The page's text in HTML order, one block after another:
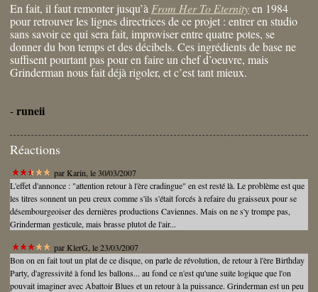
En fait, il faut remonter jusqu’à From Her To Eternityen 1984
pour retrouver les lignes directrices de ce projet : entrer en studio
sans savoir ce qui sera fait, improviser entre quatre potes, se
donner du bon temps et des décibels. Ces ingrédients de base ne
suffisent pourtant pas pour en faire un chef d’oeuvre, mais
Grinderman nous fait déjà rigoler, et c’est tant mieux.
-runeii
Réactions
parKarin , le 30/03/2007
L'effet d'annonce : "attention retour à l'ère cradingue" en est resté là. Le problème est que
les titres sonnent un peu creux comme s'ils s'était forcés à refaire du graisseux pour se
désembourgeoiser des dernières productions Caviennes. Mais on ne s'y trompe pas,
Grinderman gesticule, mais brasse plutot de l'air...
parKlerG , le 23/03/2007
Bon on en fait tout un plat de ce disque, on parle de révolution, de retour à l'ère Birthday
Party, d'agressivité à fond les ballons... au fond ce n'est qu'une suite logique que l'on
pouvait imaginer avec Abattoir Blues et un retour à la puissance. Grinderman est un peu